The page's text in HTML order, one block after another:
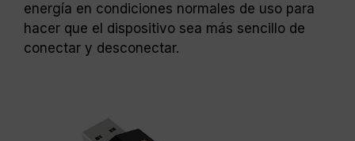
energía en condiciones normales de uso para
hacer que el dispositivo sea más sencillo de
conectar y desconectar.